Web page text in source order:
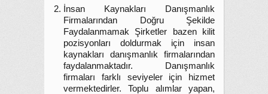
İnsan Kaynakları Danışmanlık
Firmalarından Doğru Şekilde
Faydalanmamak Şirketler bazen kilit
pozisyonları doldurmak için insan
kaynakları danışmanlık firmalarından
faydalanmaktadır. Danışmanlık
firmaları farklı seviyeler için hizmet
vermektedirler. Toplu alımlar yapan,